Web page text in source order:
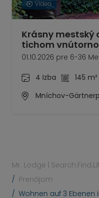
Video
Krásny
tichom
01.10.2026 pre 6-36
4 Izba
145 m²
Mníchov-
Mr. Lodge |
Prenájom
Wohnen auf 3 Ebenen